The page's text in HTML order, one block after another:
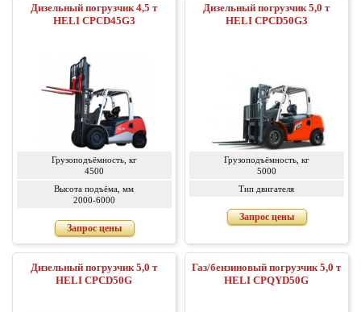
Дизельный погрузчик 4,5 т
HELI CPCD45G3
Грузоподъёмность, кг
4500
Высота подъёма, мм
2000-6000
Запрос цены
Дизельный погрузчик 5,0 т
HELI CPCD50G3
Грузоподъёмность, кг
5000
Тип двигателя
Запрос цены
Дизельный погрузчик 5,0 т
HELI CPCD50G
Газ/бензиновый погрузчик 5,0 т
HELI CPQYD50G